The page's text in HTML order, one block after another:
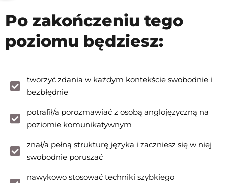
Po zakończeniu tego
poziomu będziesz:
tworzyć zdania w każdym kontekście swobodnie i
bezbłędnie
potrafił/a porozmawiać z osobą anglojęzyczną na
poziomie komunikatywnym
znał/a pełną strukturę języka i zaczniesz się w niej
swobodnie poruszać
nawykowo stosować techniki szybkiego